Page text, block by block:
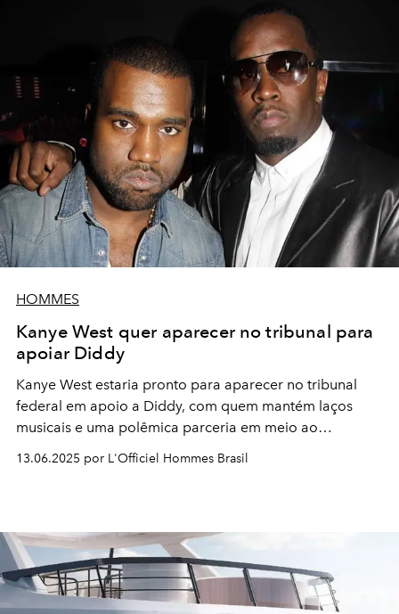
HOMMES
Kanye West quer aparecer no tribunal para
apoiar Diddy
Kanye West estaria pronto para aparecer no tribunal
federal em apoio a Diddy, com quem mantém laços
musicais e uma polêmica parceria em meio ao
13.06.2025 por L'Officiel Hommes Brasil